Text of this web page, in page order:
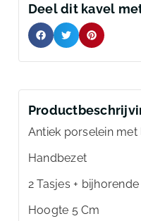
Deel dit kavel
Antiek porselein
Handbezet
2 Tasjes +
Hoogte 5 Cm